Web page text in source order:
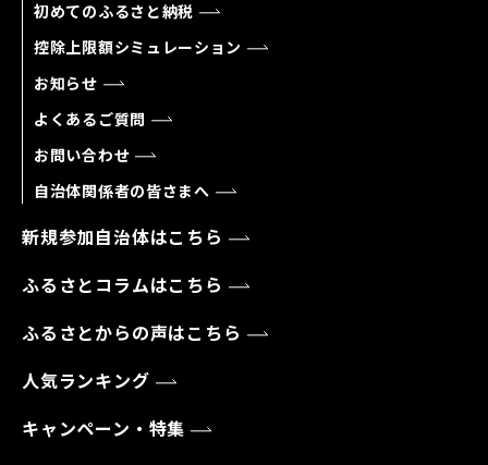
初めてのふるさと納税
控除上限額シミュレーション
お知らせ
よくあるご質問
お問い合わせ
自治体関係者の皆さまへ
新規参加自治体はこちら
ふるさとコラムはこちら
ふるさとからの声はこちら
人気ランキング
キャンペーン・特集